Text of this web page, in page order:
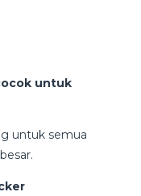
untuk
untuk semua